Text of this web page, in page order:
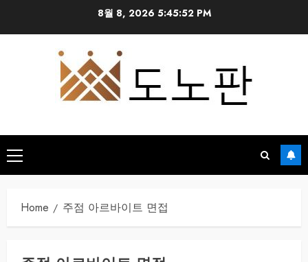
8월 8, 2026 5:45:52 PM
Primary
Menu
Home 주점 아르바이트 면접